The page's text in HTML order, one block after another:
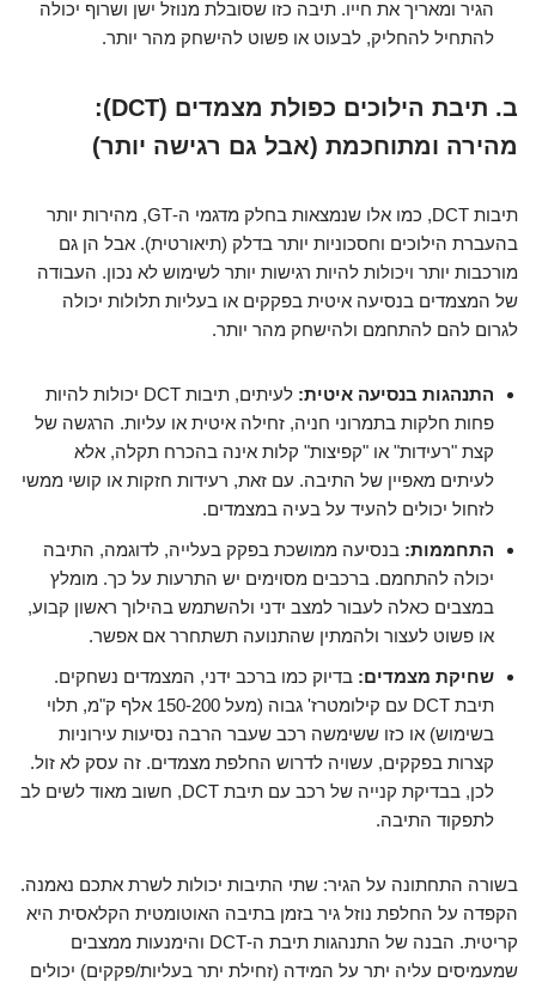
הגיר ומאריך את חייו. תיבה כזו שסובלת מנוזל ישן ושרוף יכולה
להתחיל להחליק, לבעוט או פשוט להישחק מהר יותר.
ב. תיבת הילוכים כפולת מצמדים (DCT):
מהירה ומתוחכמת (אבל גם רגישה יותר)
תיבות DCT, כמו אלו שנמצאות בחלק מדגמי ה-GT, מהירות יותר
בהעברת הילוכים וחסכוניות יותר בדלק (תיאורטית). אבל הן גם
מורכבות יותר ויכולות להיות רגישות יותר לשימוש לא נכון. העבודה
של המצמדים בנסיעה איטית בפקקים או בעליות תלולות יכולה
לגרום להם להתחמם ולהישחק מהר יותר.
התנהגות בנסיעה איטית:
לעיתים, תיבות DCT יכולות להיות
פחות חלקות בתמרוני חניה, זחילה איטית או עליות. הרגשה של
קצת "רעידות" או "קפיצות" קלות אינה בהכרח תקלה, אלא
לעיתים מאפיין של התיבה. עם זאת, רעידות חזקות או קושי ממשי
לזחול יכולים להעיד על בעיה במצמדים.
התחממות: בנסיעה ממושכת בפקק בעלייה, לדוגמה, התיבה
יכולה להתחמם. ברכבים מסוימים יש התרעות על כך. מומלץ
במצבים כאלה לעבור למצב ידני ולהשתמש בהילוך ראשון קבוע,
או פשוט לעצור ולהמתין שהתנועה תשתחרר אם אפשר.
שחיקת מצמדים: בדיוק כמו ברכב ידני, המצמדים נשחקים.
תיבת DCT עם קילומטרז' גבוה (מעל 150-200 אלף ק"מ, תלוי
בשימוש) או כזו ששימשה רכב שעבר הרבה נסיעות עירוניות
קצרות בפקקים, עשויה לדרוש החלפת מצמדים. זה עסק לא זול.
לכן, בבדיקת קנייה של רכב עם תיבת DCT, חשוב
מאוד לשים לב
לתפקוד התיבה.
בשורה התחתונה על הגיר: שתי התיבות יכולות לשרת אתכם נאמנה.
הקפדה על החלפת נוזל גיר בזמן בתיבה האוטומטית הקלאסית היא
קריטית. הבנה של התנהגות תיבת ה-DCT והימנעות ממצבים
שמעמיסים עליה יתר על המידה (זחילת יתר בעליות/פקקים) יכולים